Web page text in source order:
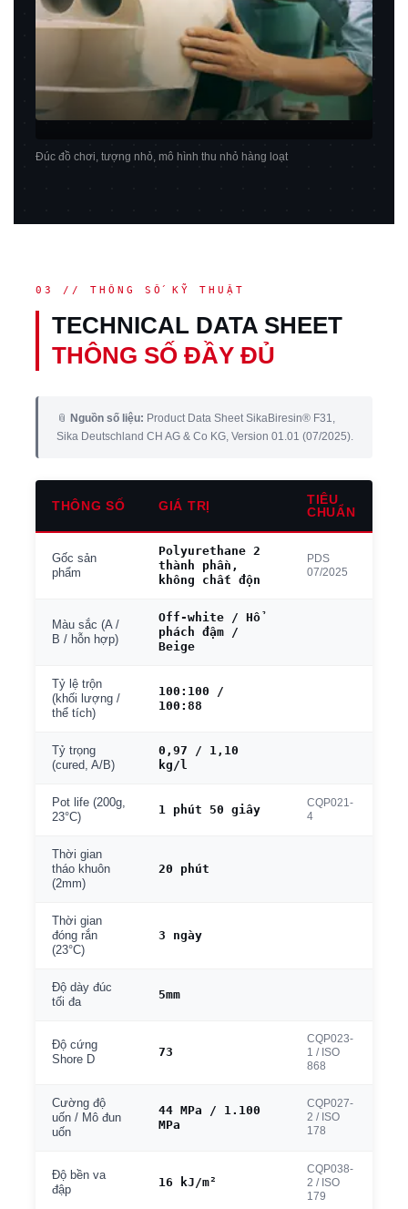
Đúc đồ chơi, tượng nhỏ, mô hình thu nhỏ hàng loạt
03 // THÔNG SỐ KỸ THUẬT
TECHNICAL DATA SHEET
THÔNG SỐ ĐẦY ĐỦ
📎 Nguồn số liệu: Product Data Sheet SikaBiresin® F31,
Sika Deutschland CH AG & Co KG, Version 01.01 (07/2025).
THÔNG SỐ GIÁ TRỊ
TIÊU
CHUẨN
Gốc sản
phẩm
Polyurethane 2
thành phần,
không chất độn
PDS
07/2025
Màu sắc (A /
B / hỗn hợp)
Off-white / Hổ
phách đậm /
Beige
Tỷ lệ trộn
(khối lượng /
thể tích)
100:100 /
100:88
Tỷ trọng
(cured, A/B)
0,97 / 1,10
kg/l
Pot life (200g,
23°C)
1 phút 50 giây
CQP021-
4
Thời gian
tháo khuôn
(2mm)
20 phút
Thời gian
đóng rắn
(23°C)
3 ngày
Độ dày đúc
tối đa
5mm
Độ cứng
Shore D
73
CQP023-
1 / ISO
868
Cường độ
uốn / Mô đun
uốn
44 MPa / 1.100
MPa
CQP027-
2 / ISO
178
Độ bền va
đập
16 kJ/m²
CQP038-
2 / ISO
179